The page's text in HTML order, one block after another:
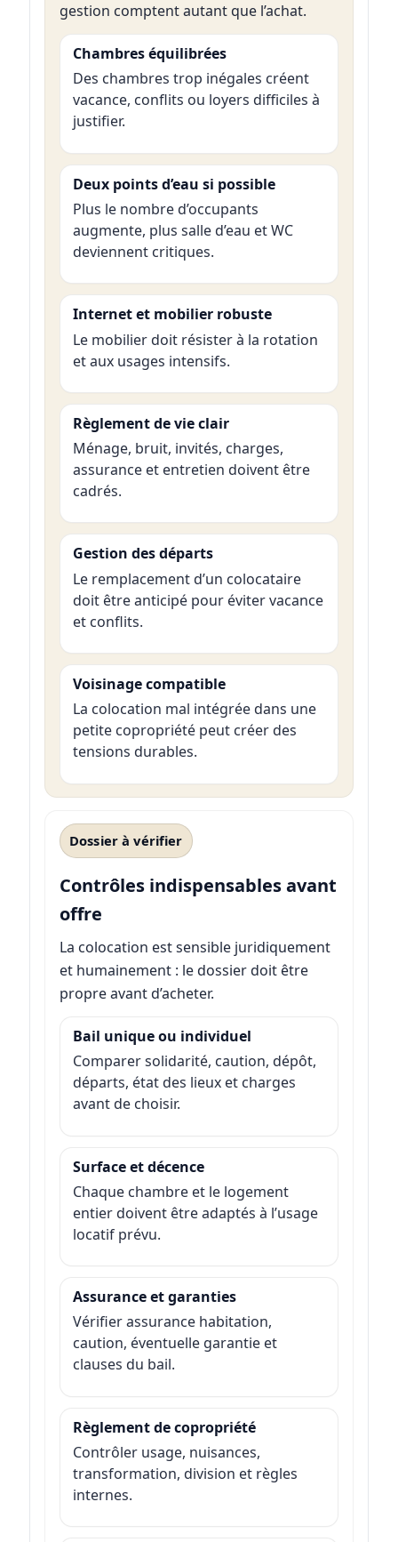
gestion comptent autant que l’achat.
Chambres équilibrées
Des chambres trop inégales créent
vacance, conflits ou loyers difficiles à
justifier.
Deux points d’eau si possible
Plus le nombre d’occupants
augmente, plus salle d’eau et WC
deviennent critiques.
Internet et mobilier robuste
Le mobilier doit résister à la rotation
et aux usages intensifs.
Règlement de vie clair
Ménage, bruit, invités, charges,
assurance et entretien doivent être
cadrés.
Gestion des départs
Le remplacement d’un colocataire
doit être anticipé pour éviter vacance
et conflits.
Voisinage compatible
La colocation mal intégrée dans une
petite copropriété peut créer des
tensions durables.
Dossier à vérifier
Contrôles indispensables avant
offre
La colocation est sensible juridiquement
et humainement : le dossier doit être
propre avant d’acheter.
Bail unique ou individuel
Comparer solidarité, caution, dépôt,
départs, état des lieux et charges
avant de choisir.
Surface et décence
Chaque chambre et le logement
entier doivent être adaptés à l’usage
locatif prévu.
Assurance et garanties
Vérifier assurance habitation,
caution, éventuelle garantie et
clauses du bail.
Règlement de copropriété
Contrôler usage, nuisances,
transformation, division et règles
internes.